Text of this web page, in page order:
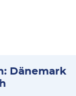
Dänemark